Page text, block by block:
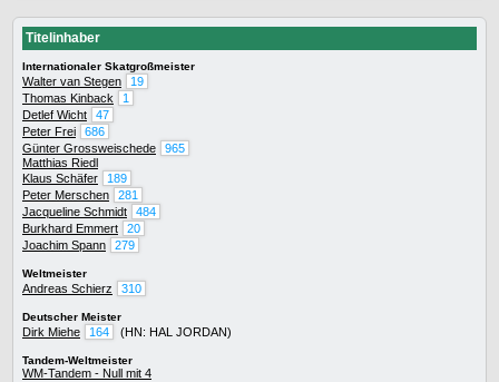
Titelinhaber
Internationaler Skatgroßmeister
Walter van Stegen
19
Thomas Kinback
1
Detlef Wicht
47
Peter Frei
686
Günter Grossweischede
965
Matthias Riedl
Klaus Schäfer
189
Peter Merschen
281
Jacqueline Schmidt
484
Burkhard Emmert
20
Joachim Spann
279
Weltmeister
Andreas Schierz 310
Deutscher Meister
Dirk Miehe 164 (HN: HAL JORDAN)
Tandem-Weltmeister
WM-Tandem - Null mit 4